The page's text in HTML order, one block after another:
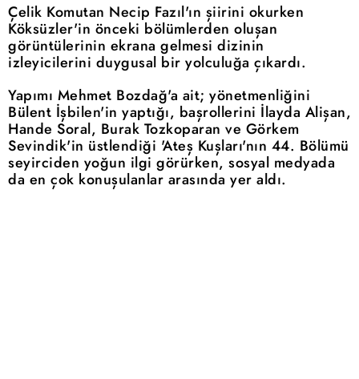
Çelik Komutan Necip Fazıl'ın şiirini okurken
Köksüzler'in önceki bölümlerden oluşan
görüntülerinin ekrana gelmesi dizinin
izleyicilerini duygusal bir yolculuğa çıkardı.
Yapımı Mehmet Bozdağ'a ait; yönetmenliğini
Bülent İşbilen'in yaptığı, başrollerini İlayda Alişan,
Hande Soral, Burak Tozkoparan ve Görkem
Sevindik'in üstlendiği 'Ateş Kuşları'nın 44. Bölümü
seyirciden yoğun ilgi görürken, sosyal medyada
da en çok konuşulanlar arasında yer aldı.